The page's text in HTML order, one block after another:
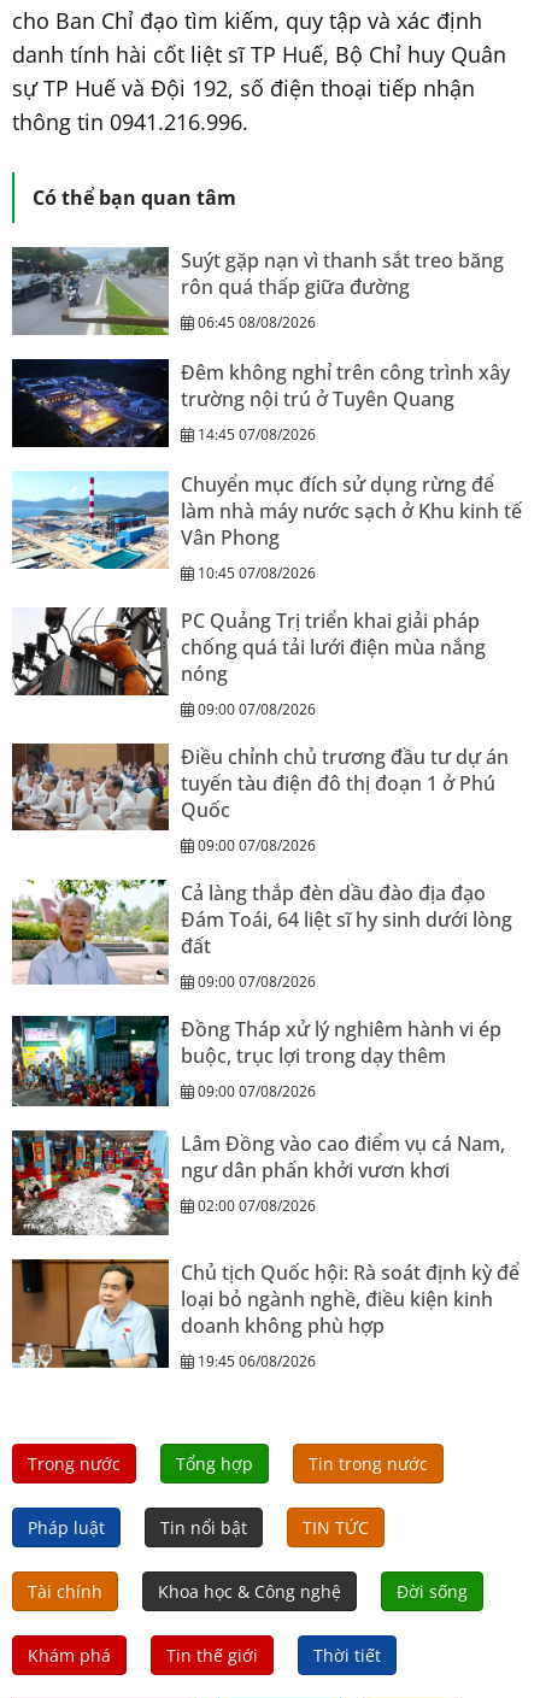
cho Ban Chỉ đạo tìm kiếm, quy tập và xác định
danh tính hài cốt liệt sĩ TP Huế, Bộ Chỉ huy Quân
sự TP Huế và Đội 192, số điện thoại tiếp nhận
thông tin 0941.216.996.
Có thể bạn quan tâm
Suýt gặp nạn vì thanh sắt treo băng
rôn quá thấp giữa đường
06:45 08/08/2026
Đêm không nghỉ trên công trình xây
trường nội trú ở Tuyên Quang
14:45 07/08/2026
Chuyển mục đích sử dụng rừng để
làm nhà máy nước sạch ở Khu kinh tế
Vân Phong
10:45 07/08/2026
PC Quảng Trị triển khai giải pháp
chống quá tải lưới điện mùa nắng
nóng
09:00 07/08/2026
Điều chỉnh chủ trương đầu tư dự án
tuyến tàu điện đô thị đoạn 1 ở Phú
Quốc
09:00 07/08/2026
Cả làng thắp đèn dầu đào địa đạo
Đám Toái, 64 liệt sĩ hy sinh dưới lòng
đất
09:00 07/08/2026
Đồng Tháp xử lý nghiêm hành vi ép
buộc, trục lợi trong dạy thêm
09:00 07/08/2026
Lâm Đồng vào cao điểm vụ cá Nam,
ngư dân phấn khởi vươn khơi
02:00 07/08/2026
Chủ tịch Quốc hội: Rà soát định kỳ để
loại bỏ ngành nghề, điều kiện kinh
doanh không phù hợp
19:45 06/08/2026
Trong nước Tổng hợp Tin trong nước
Pháp luật Tin nổi bật TIN TỨC
Tài chính Khoa học & Công nghệ Đời sống
Khám phá Tin thế giới Thời tiết